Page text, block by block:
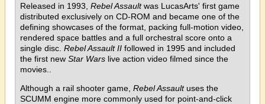
Released in 1993, Rebel Assaultwas LucasArts' first game
distributed exclusively on CD-ROM and became one of the
defining showcases of the format, packing full-motion video,
rendered space battles and a full orchestral score onto a
single disc. Rebel Assault II followed in 1995 and included
the first new Star Wars live action video filmed since the
movies..
Although a rail shooter game, Rebel Assaultuses the
SCUMM engine more commonly used for point-and-click